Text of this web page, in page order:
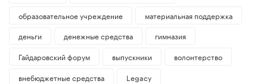
образовательное учреждение
материальная поддержка
деньги
денежные средства
гимназия
Гайдаровский форум
выпускники
волонтерство
внебюджетные средства
Legacy